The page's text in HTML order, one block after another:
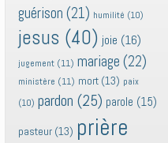
guérison (21) humilité (10)
jesus (40) joie (16)
jugement (11) mariage (22)
ministère (11) mort (13) paix
(10) pardon (25) parole (15)
pasteur (13) prière